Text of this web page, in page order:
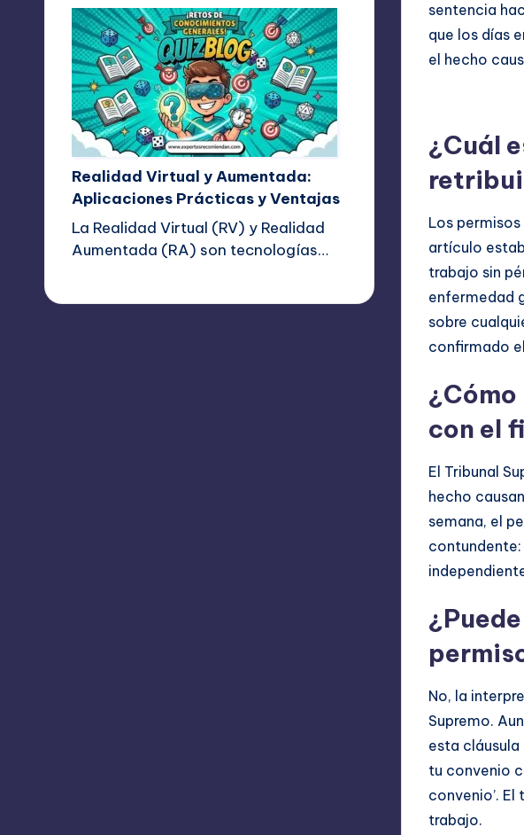
sentencia
que los días
el hecho
¿Cuál
Los
artículo
trabajo sin
enfermedad
sobre
confirmado
con el
El Tribunal
hecho
semana, el
contundente:
No, la
Supremo.
esta cláusula
tu convenio
convenio’.
trabajo.
Realidad Virtual y Aumentada:
Aplicaciones Prácticas y Ventajas
La Realidad Virtual (RV) y Realidad
Aumentada (RA) son tecnologías…